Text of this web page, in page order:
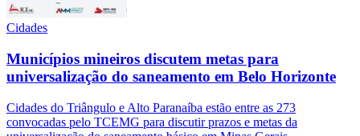
Cidades
Municípios mineiros discutem metas para
universalização do saneamento em Belo Horizonte
Cidades do Triângulo e Alto Paranaíba estão entre as 273
convocadas pelo TCEMG para discutir prazos e metas da